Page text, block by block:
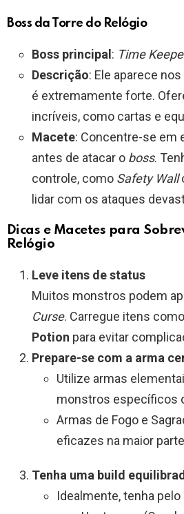
Boss da Torre do Relógio
Boss principal : Time
Descrição: Ele aparece
é extremamente forte.
incríveis, como cartas e
Macete: Concentre-se em
antes de atacar o boss.
controle, como Safety Wall
lidar com os ataques
Dicas e Macetes para
Relógio
Leve itens de status
Muitos monstros podem
Curse. Carregue itens como
Potion para evitar
Prepare-se com a arma
Utilize armas
monstros específicos
Armas de Fogo e
eficazes na maior
Tenha uma build
Idealmente, tenha